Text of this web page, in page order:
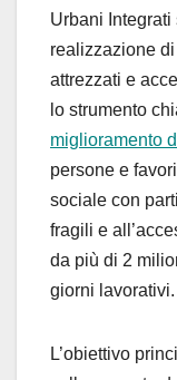
Urbani
realizzazione
attrezzati e
lo strumento
miglioramento
persone e
sociale con
fragili e
da più di 2
giorni lavorativi.
L’obiettivo